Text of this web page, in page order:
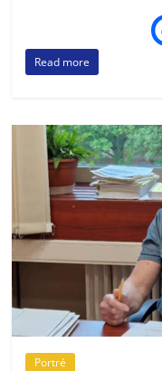
Read more
Portré